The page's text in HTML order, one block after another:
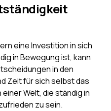
eine Investition in sich
in Bewegung ist, kann
in den
Zeit für sich selbst das
Welt, die ständig in
zu sein.